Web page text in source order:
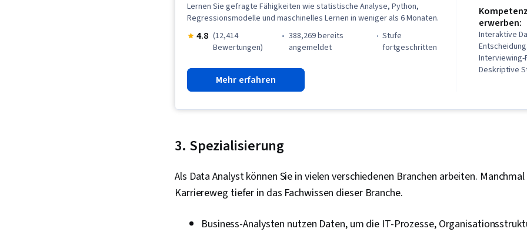
maschinellen
Plattformen,
Datenbank-
Lernen Sie gefragte Fähigkeiten wie statistische Analyse, Python,
Regressionsmodelle und maschinelles Lernen in weniger als 6 Monaten.
4.8 (12,414
Bewertungen)
388,269 bereits
angemeldet
stufe
fortgeschritten
Mehr erfahren
erwerben:
Interaktive
Deskriptive
Statistik,
3. Spezialisierung
Als Data Analyst können Sie in vielen verschiedenen Branchen arbeiten.
Karriereweg tiefer in das Fachwissen dieser Branche.
Business-Analysten nutzen Daten, um die IT-Prozesse,